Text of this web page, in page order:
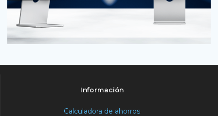
Información
Calculadora de ahorros